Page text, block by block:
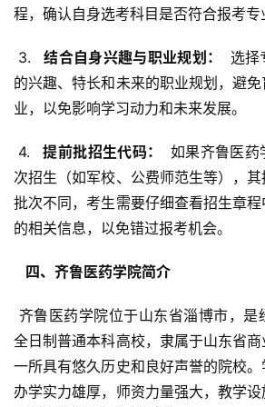
程，确认自身选考科目是否符合报考专
3.
  结合自身兴趣与职业规划：
选择
的兴趣、特长和未来的职业规划，避
业，以免影响学习动力和未来发展。
4.
  提前批招生代码：
如果齐鲁医药
次招生（如军校、公费师范生等），
批次不同，考生需要仔细查看招生章
的相关信息，以免错过报考机会。
  四、齐鲁医药学院简介
全日制普通本科高校，隶属于山东省
一所具有悠久历史和良好声誉的院校。
办学实力雄厚，师资力量强大，教学